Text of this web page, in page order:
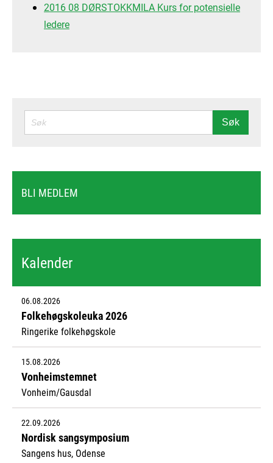
2016 08 DØRSTOKKMILA Kurs for potensielle
ledere
SØK Søk
BLI MEDLEM
Kalender
06.08.2026
Folkehøgskoleuka 2026
Ringerike folkehøgskole
15.08.2026
Vonheimstemnet
Vonheim/Gausdal
22.09.2026
Nordisk sangsymposium
Sangens hus, Odense